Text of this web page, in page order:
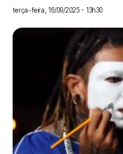
terça-feira, 16/09/2025 - 13h30